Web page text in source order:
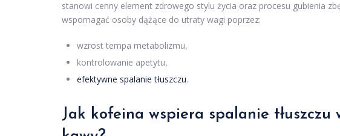
stanowi cenny element zdrowego stylu życia oraz procesu gubienia
wspomagać osoby dążące do utraty wagi poprzez:
wzrost tempa metabolizmu,
kontrolowanie apetytu,
efektywne spalanie tłuszczu.
Jak kofeina wspiera spalanie